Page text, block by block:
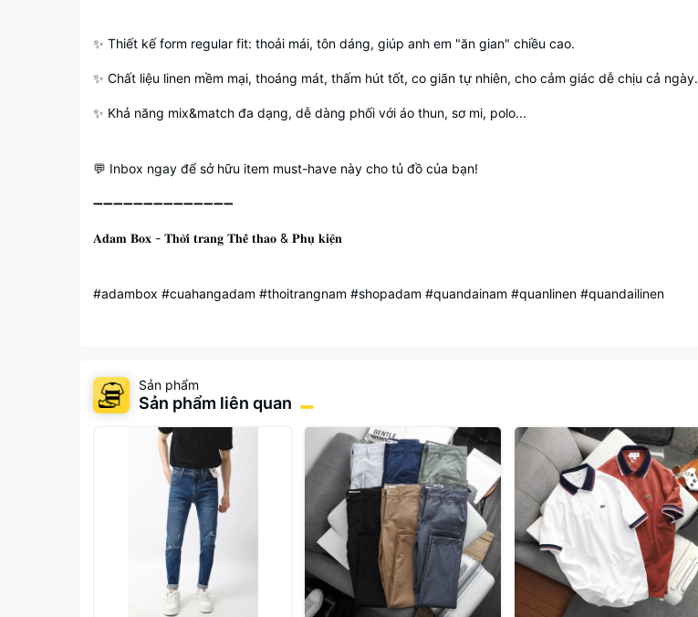
✨ Thiết kế form regular fit: thoải mái, tôn dáng, giúp anh em "ăn gian" chiều cao.
✨ Chất liệu linen mềm mại, thoáng mát, thấm hút tốt, co giãn tự nhiên, cho cảm giác dễ chịu cả ngày.
✨ Khả năng mix&match đa dạng, dễ dàng phối với áo thun, sơ mi, polo...
💬 Inbox ngay để sở hữu item must-have này cho tủ đồ của bạn!
➖➖➖➖➖➖➖➖➖➖➖➖➖➖
𝐀𝐝𝐚𝐦 𝐁𝐨𝐱 - 𝐓𝐡𝐨̛̀𝐢 𝐭𝐫𝐚𝐧𝐠 𝐓𝐡𝐞̂̉ 𝐭𝐡𝐚𝐨 & 𝐏𝐡𝐮̣ 𝐤𝐢𝐞̣̂𝐧
#adambox #cuahangadam #thoitrangnam #shopadam #quandainam #quanlinen #quandailinen
Sản phẩm
Sản phẩm liên quan